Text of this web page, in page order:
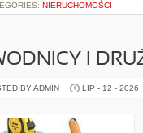
NIERUCHOMOŚCI
I
BY ADMIN LIP - 12 - 2026